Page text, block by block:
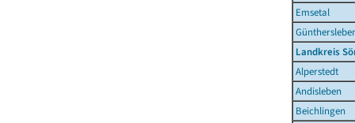
Emsetal
Landkreis
Alperstedt
Andisleben
Beichlingen